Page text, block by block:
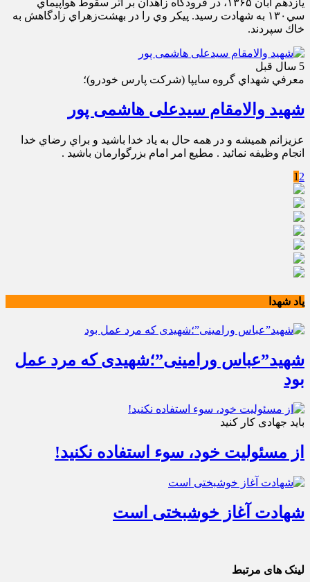
يازدهم آبان ۱۳۶۵، در فرودگاه زاهدان بر اثر سقوط هواپيماي
سي۱۳۰ به شهادت رسيد. پيكر وي را در بهشت‌زهراي زادگاهش به
خاك سپردند.
5 سال قبل
معرفي شهداي گروه سايپا (شركت پارس خودرو)؛
شهید والامقام سیدعلی هاشمی پور
عزيزانم هميشه و در همه حال به ياد خدا باشيد و براي رضاي خدا
انجام وظيفه نمائيد . مطيع امر امام بزرگوارمان باشيد .
1 2
یاد شهدا
شهید”عباس ورامینی”؛شهیدی که مرد عمل
بود
باید جهادی کار کنید
از مسئولیت خود، سوء استفاده نکنید!
شهادت آغاز خوشبختی است
لینک های مرتبط